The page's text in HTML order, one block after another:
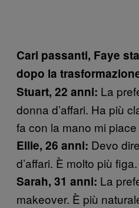
Cari passanti, Faye
dopo la
Stuart, 22 anni: La
donna d’affari. Ha più
fa con la mano mi
Ellie, 26 anni: Devo
d’affari. È molto più figa.
Sarah, 31 anni: La
makeover. È più